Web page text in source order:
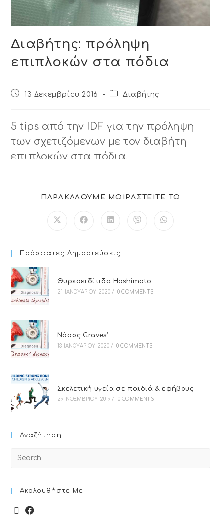
Διαβήτης: πρόληψη
επιπλοκών στα πόδια
13 Δεκεμβρίου 2016 Διαβήτης
5 tips από την IDF για την πρόληψη
των σχετιζόμενων με τον διαβήτη
επιπλοκών στα πόδια.
ΠΑΡΑΚΑΛΟΥΜΕ ΜΟΙΡΑΣΤΕΙΤΕ ΤΟ
Πρόσφατες Δημοσιεύσεις
Θυρεοειδίτιδα Hashimoto
21 ΙΑΝΟΥΑΡΊΟΥ 2020 / 0 COMMENTS
Νόσος Graves’
13 ΙΑΝΟΥΑΡΊΟΥ 2020 / 0 COMMENTS
Σκελετική υγεία σε παιδιά & εφήβους
29 ΝΟΕΜΒΡΊΟΥ 2019 / 0 COMMENTS
Αναζήτηση
Ακολουθήστε Με